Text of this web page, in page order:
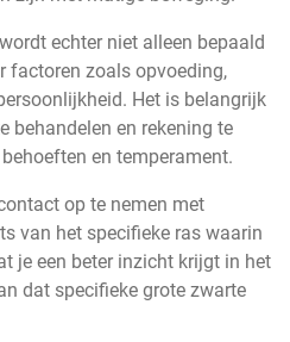
echter niet alleen bepaald
factoren zoals opvoeding,
Het is belangrijk
behandelen en rekening te
en temperament.
op te nemen met
van het specifieke ras waarin
je een beter inzicht krijgt in het
dat specifieke grote zwarte